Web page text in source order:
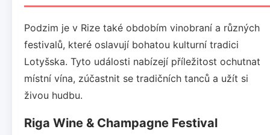
Podzim je v Rize také obdobím vinobraní a různých
festivalů, které oslavují bohatou kulturní tradici
Lotyšska. Tyto události nabízejí příležitost ochutnat
místní vína, zúčastnit se tradičních tanců a užít si
živou hudbu.
Riga Wine & Champagne Festival